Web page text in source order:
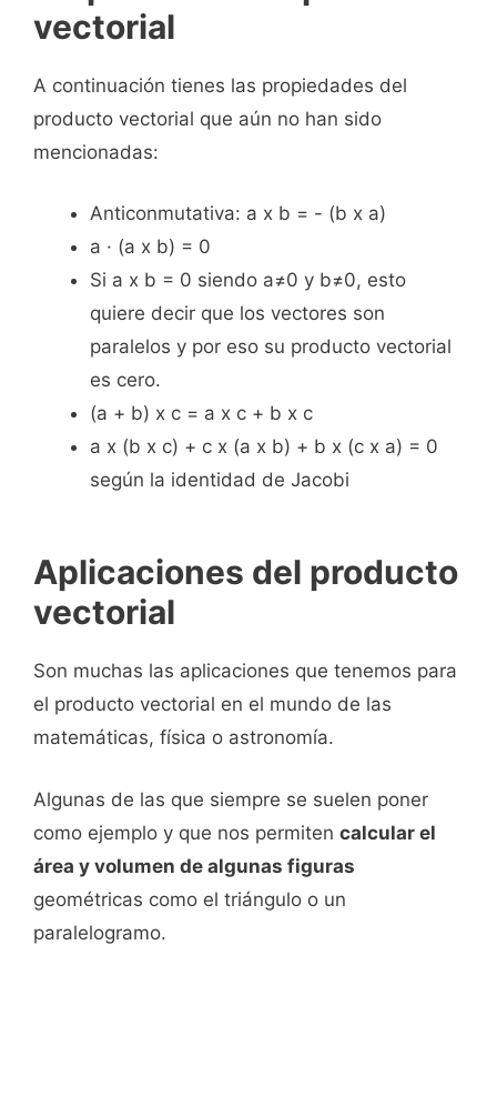
vectorial
A continuación tienes las propiedades del
producto vectorial que aún no han sido
mencionadas:
Anticonmutativa: a x b = - (b x a)
a · (a x b) = 0
Si a x b = 0 siendo a≠0 y b≠0, esto
quiere decir que los vectores son
paralelos y por eso su producto vectorial
es cero.
(a + b) x c = a x c + b x c
a x (b x c) + c x (a x b) + b x (c x a) = 0
según la identidad de Jacobi
Aplicaciones del producto
vectorial
Son muchas las aplicaciones que tenemos para
el producto vectorial en el mundo de las
matemáticas, física o astronomía.
Algunas de las que siempre se suelen poner
como ejemplo y que nos permiten calcular el
área y volumen de algunas figuras
geométricas como el triángulo o un
paralelogramo.